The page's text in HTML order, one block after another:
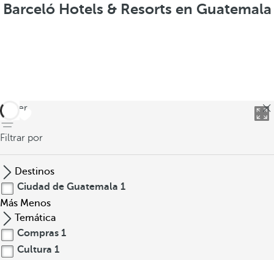
Barceló Hotels & Resorts en Guatemala
volver
Filtrar por
Destinos
Ciudad de Guatemala 1
Más Menos
Temática
Compras 1
Cultura 1